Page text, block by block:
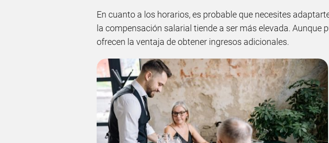
En cuanto a los horarios, es probable que necesites
la compensación salarial tiende a ser más elevada.
ofrecen la ventaja de obtener ingresos adicionales.